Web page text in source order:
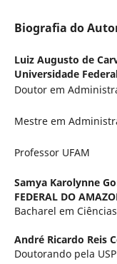
Biografia do
Luiz Augusto de
Universidade
Doutor em
Mestre em
Professor UFAM
Samya Karolynne
FEDERAL DO
Bacharel em
André Ricardo Reis
Doutorando pela